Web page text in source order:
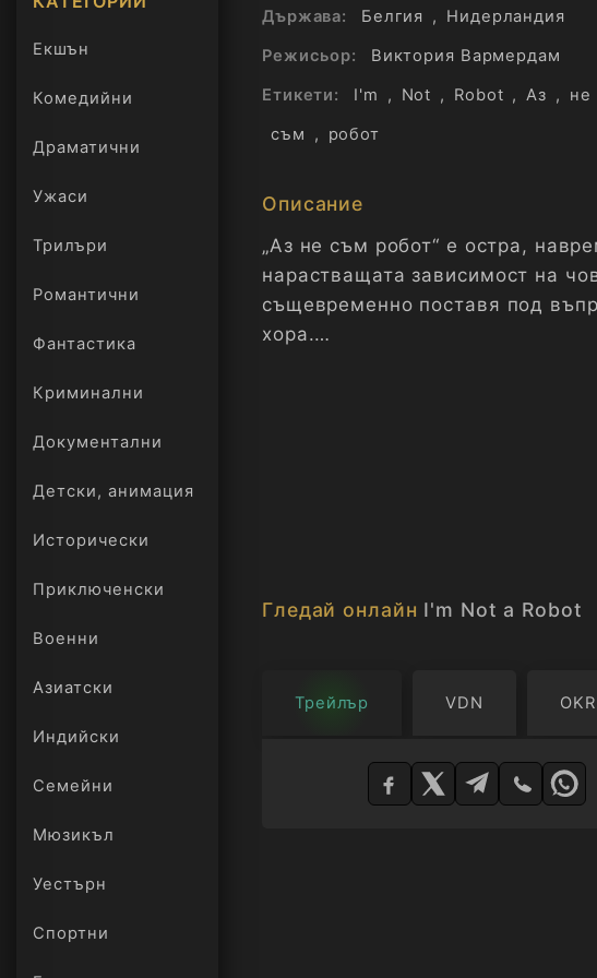
Екшън
Комедийни
Драматични
Ужаси
Трилъри
онлайн
Романтични
Фантастика
Криминални
Документални
Детски, анимация
Исторически
Приключенски
Военни
Азиатски
Индийски
Семейни
Мюзикъл
Уестърн
Спортни
Държава:
Белгия ,
Нидерландия
Режисьор:
Виктория Вармердам
Етикети:
I'm , Not , Robot , Аз , не
съм
, робот
Описание
„Аз не съм робот“ е остра,
нарастващата зависимост на
същевременно поставя под
хора.
69 награди и 28 номинации,
Гледай онлайн I'm Not a Robot
Трейлър VDN OKR